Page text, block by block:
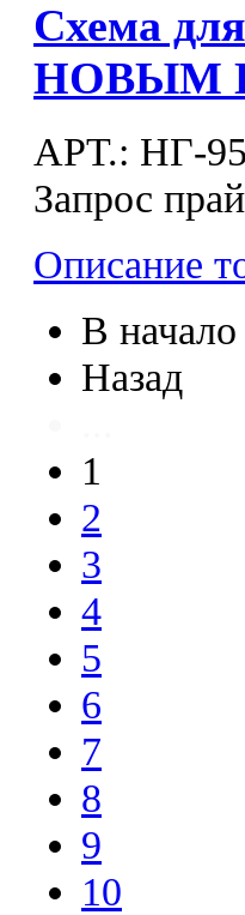
Схема
НОВЫМ
APT.: НГ-95
Запрос
Описание
В начало
Назад
1
2
3
4
5
6
7
8
9
10